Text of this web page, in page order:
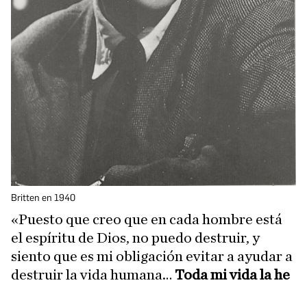
Britten en 1940
«Puesto que creo que en cada hombre está
el espíritu de Dios, no puedo destruir, y
siento que es mi obligación evitar a ayudar a
destruir la vida humana… Toda mi vida la he